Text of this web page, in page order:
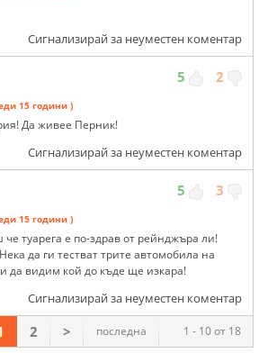
Сигнализирай за неуместен коментар
5 2
15 години )
Да живее Перник!
Сигнализирай за неуместен коментар
5 3
15 години )
туарега е по-здрав от рейнджъра ли!
да ги тестват трите автомобила на
да видим кой до къде ще изкара!
Сигнализирай за неуместен коментар
1 - 10 от 18
2 > последна